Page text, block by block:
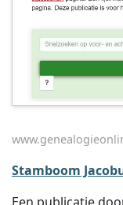
Stamboom